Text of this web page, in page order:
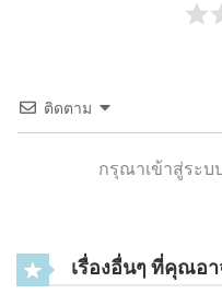
DH บทที่ 171 - อาจารย์ซีเหมิน
2 DH บทที่ 170 - ปีศา
พฤศจิกายน 5, 2020
2 DH บทที่ 169 - สาวน้
ติดตาม
กรุณาเข้าสู่ระบ
เรื่องอื่นๆ ที่คุณอ